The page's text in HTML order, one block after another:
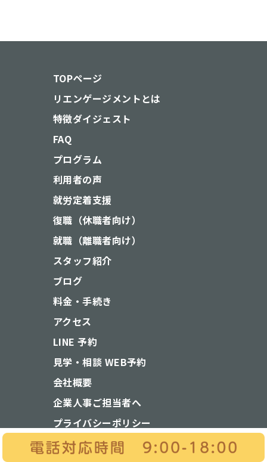
TOPページ
リエンゲージメントとは
特徴ダイジェスト
FAQ
プログラム
利用者の声
就労定着支援
復職（休職者向け）
就職（離職者向け）
スタッフ紹介
ブログ
料金・手続き
アクセス
LINE 予約
見学・相談 WEB予約
会社概要
企業人事ご担当者へ
プライバシーポリシー